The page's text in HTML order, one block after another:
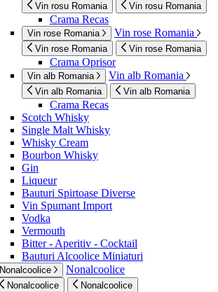
Vin rosu Romania Vin rosu Romania
Crama Recas
Vin rose Romania Vin rose Romania
Vin rose Romania Vin rose Romania
Crama Oprisor
Vin alb Romania Vin alb Romania
Vin alb Romania Vin alb Romania
Crama Recas
Scotch Whisky
Single Malt Whisky
Whisky Cream
Bourbon Whisky
Gin
Liqueur
Bauturi Spirtoase Diverse
Vin Spumant Import
Vodka
Vermouth
Bitter - Aperitiv - Cocktail
Bauturi Alcoolice Miniaturi
Nonalcoolice Nonalcoolice
Nonalcoolice Nonalcoolice